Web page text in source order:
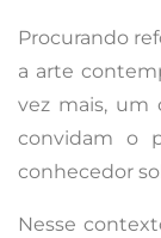
Procurando
a arte
vez mais, um
convidam o
conhecedor
Nesse